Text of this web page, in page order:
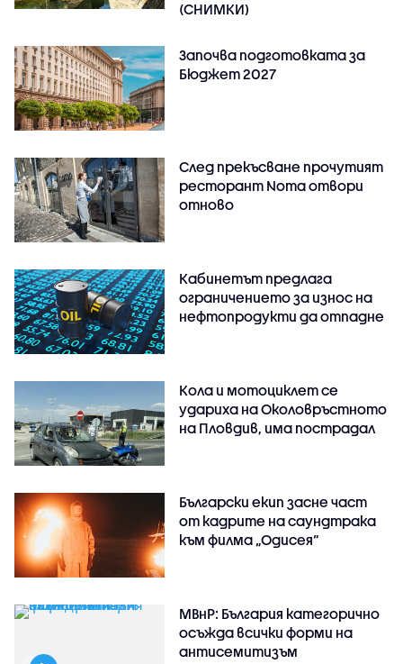
(СНИМКИ)
Започва подготовката за
Бюджет 2027
След прекъсване прочутият
ресторант Noma отвори
отново
Кабинетът предлага
ограничението за износ на
нефтопродукти да отпадне
Кола и мотоциклет се
удариха на Околовръстното
на Пловдив, има пострадал
Български екип засне част
от кадрите на саундтрака
към филма „Одисея“
МВнР: България категорично
осъжда всички форми на
антисемитизъм